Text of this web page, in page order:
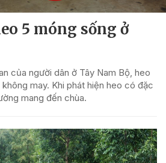
5 móng sống ở
của người dân ở Tây Nam Bộ, heo
may. Khi phát hiện heo có đặc
mang đến chùa.